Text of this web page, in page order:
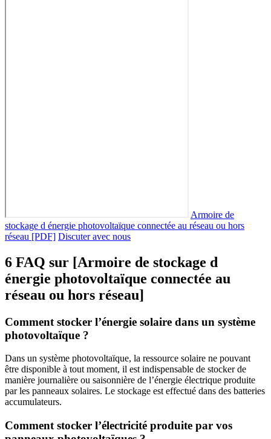
Armoire de
stockage d énergie photovoltaïque connectée au réseau ou hors
réseau [PDF] Discuter avec nous
6 FAQ sur [Armoire de stockage d
énergie photovoltaïque connectée au
réseau ou hors réseau]
Comment stocker l’énergie solaire dans un système
photovoltaïque ?
Dans un système photovoltaïque, la ressource solaire ne pouvant
être disponible à tout moment, il est indispensable de stocker de
manière journalière ou saisonnière de l’énergie électrique produite
par les panneaux solaires. Le stockage est effectué dans des batteries
accumulateurs.
Comment stocker l’électricité produite par vos